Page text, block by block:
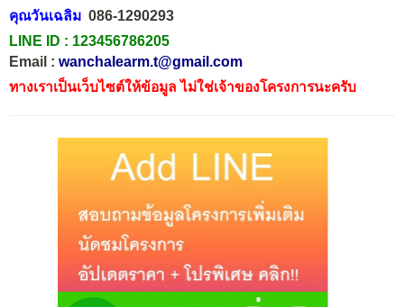
คุณวันเฉลิม 086-1290293
LINE ID : 123456786205
Email : wanchalearm.t@gmail.com
ทางเราเป็นเว็บไซต์ให้ข้อมูล ไม่ใช่เจ้าของโครงการนะครับ